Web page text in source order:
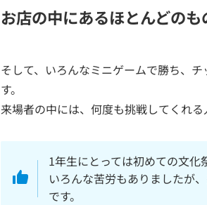
お店の中にあるほとんどのも
そして、いろんなミニゲームで勝ち、
す。
来場者の中には、何度も挑戦してくれる
1年生にとっては初めての文化
いろんな苦労もありましたが
です。